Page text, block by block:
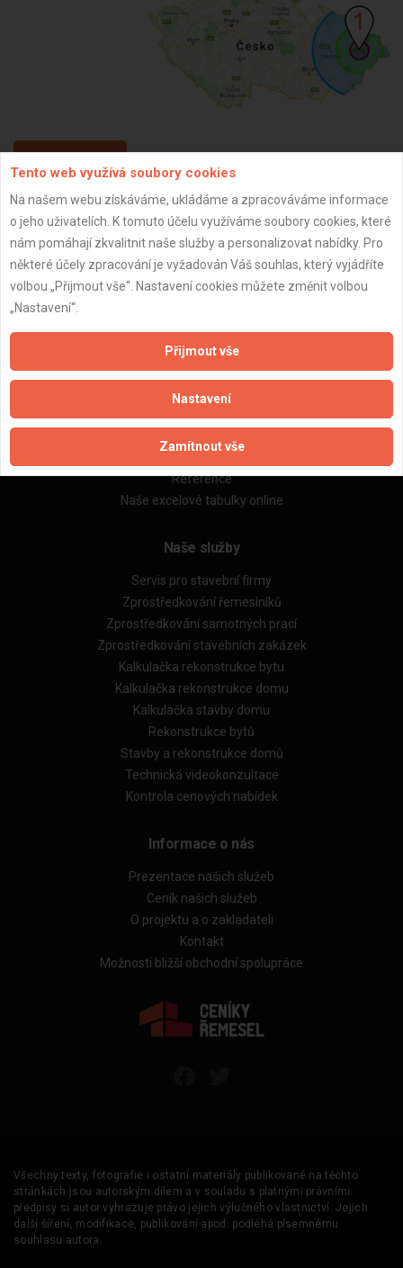
ZPĚT
Aktualizováno z portálu ARES dne 31.12.2023 21:45:08
Naše firmy a řemeslníci
Zpracování a ochrana osobních údajů
Reference
Naše excelové tabulky online
Naše služby
Servis pro stavební firmy
Zprostředkování řemeslníků
Zprostředkování samotných prací
Zprostředkování stavebních zakázek
Kalkulačka rekonstrukce bytu
Kalkulačka rekonstrukce domu
Kalkulačka stavby domu
Rekonstrukce bytů
Stavby a rekonstrukce domů
Technická videokonzultace
Kontrola cenových nabídek
Informace o nás
Prezentace našich služeb
Ceník našich služeb
O projektu a o zakladateli
Kontakt
Možnosti bližší obchodní spolupráce
Všechny texty, fotografie i ostatní materiály publikované na těchto
stránkách jsou autorským dílem a v souladu s platnými právními
předpisy si autor vyhrazuje právo jejich výlučného vlastnictví. Jejich
další šíření, modifikace, publikování apod. podléhá písemnému
souhlasu autora.
Tento web využívá soubory cookies
Na našem webu získáváme, ukládáme a zpracováváme informace
o jeho uživatelích. K tomuto účelu využíváme soubory cookies, které
nám pomáhají zkvalitnit naše služby a personalizovat nabídky. Pro
některé účely zpracování je vyžadován Váš souhlas, který vyjádříte
volbou „Přijmout vše“. Nastavení cookies můžete změnit volbou
„Nastavení“.
Přijmout vše
Nastavení
Zamítnout vše